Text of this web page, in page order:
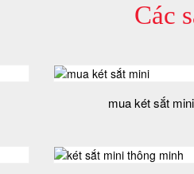
Các
mua két sắt mini